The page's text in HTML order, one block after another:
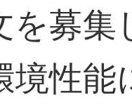
を募
境性